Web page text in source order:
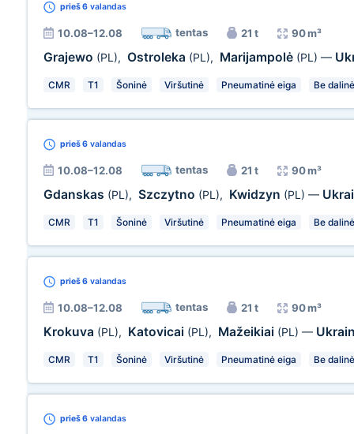
prieš 6 valandas
10.08–12.08 tentas 21 t 90 m³
Grajewo (PL), Ostroleka (PL), Marijampolė (PL) —
CMR T1 Šoninė Viršutinė Pneumatinė eiga Be
prieš 6 valandas
10.08–12.08 tentas 21 t 90 m³
Gdanskas (PL), Szczytno (PL), Kwidzyn (PL) —
CMR T1 Šoninė Viršutinė Pneumatinė eiga Be
prieš 6 valandas
10.08–12.08 tentas 21 t 90 m³
Krokuva (PL), Katovicai (PL), Mažeikiai (PL) —
CMR T1 Šoninė Viršutinė Pneumatinė eiga Be
prieš 6 valandas